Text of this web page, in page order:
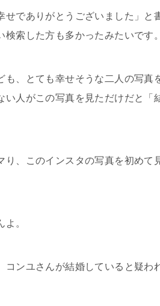
せでありがとうございました」と
索した方も多かったみたいです。
も、とても幸せそうな二人の写
い人がこの写真を見ただけだと「
り、このインスタの写真を初め
。
コンユさんが結婚していると疑わ